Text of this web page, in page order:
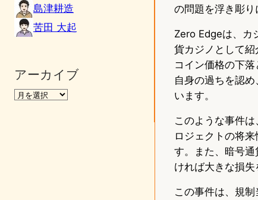
島津耕造
苦田 大起
アーカイブ
の問題を浮き彫り
Zero Edgeは、カ
貨カジノとして
コイン価格の下
自身の過ちを認
います。
このような事件
ロジェクトの将
す。また、暗号
ければ大きな損失
この事件は、規